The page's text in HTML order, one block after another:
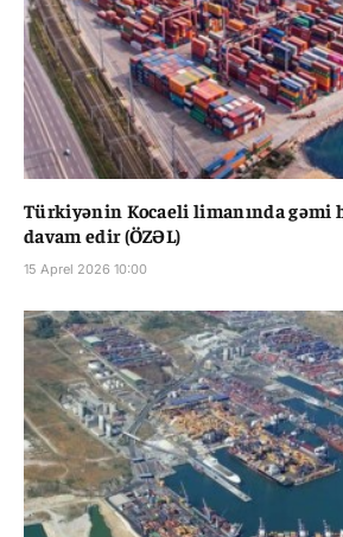
Türkiyənin Kocaeli limanında gəmi
davam edir (ÖZƏL)
15 Aprel 2026 10:00